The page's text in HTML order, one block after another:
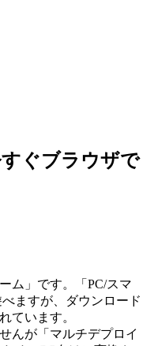
ぐブラウザで
ム」です。「PC/スマ
ますが、ダウンロード
ています。
んが「マルチデプロイ